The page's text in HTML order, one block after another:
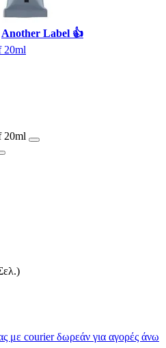
Another Label 👍
20ml
20ml
με courier δωρεάν για αγορές άνω